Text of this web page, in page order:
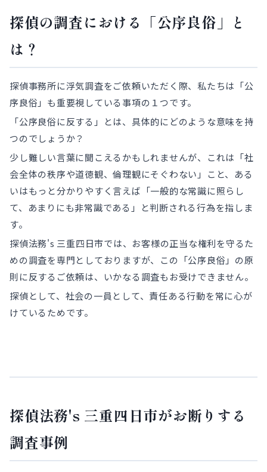
探偵の調査における「公序良俗」と
は？
探偵事務所に浮気調査をご依頼いただく際、私たちは「公
序良俗」も重要視している事項の１つです。
「公序良俗に反する」とは、具体的にどのような意味を持
つのでしょうか？
少し難しい言葉に聞こえるかもしれませんが、これは「社
会全体の秩序や道徳観、倫理観にそぐわない」こと、ある
いはもっと分かりやすく言えば「一般的な常識に照らし
て、あまりにも非常識である」と判断される行為を指しま
す。
探偵法務's 三重四日市では、お客様の正当な権利を守るた
めの調査を専門としておりますが、この「公序良俗」の原
則に反するご依頼は、いかなる調査もお受けできません。
探偵として、社会の一員として、責任ある行動を常に心が
けているためです。
探偵法務's 三重四日市がお断りする
調査事例